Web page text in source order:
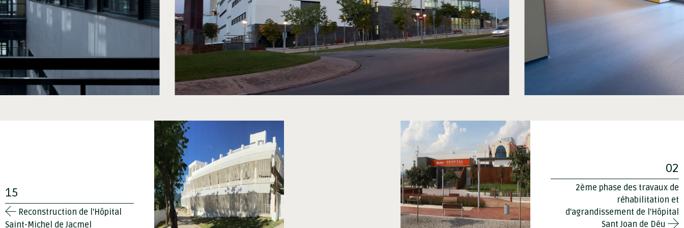
15
Reconstruction de l'Hôpital
Saint-Michel de Jacmel
02
2ème phase des travaux de
réhabilitation et
d'agrandissement de l'Hôpital
Sant Joan de Déu